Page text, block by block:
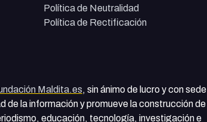
Política de Neutralidad
Política de Rectificación
Maldita.es, sin ánimo de lucro y con sede
de la información y promueve la construcción de
educación, tecnología, investigación e